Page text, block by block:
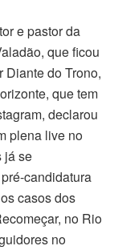
e pastor da
que ficou
Diante do Trono,
que tem
declarou
plena live no
já se
candidatura
casos dos
no Rio
no